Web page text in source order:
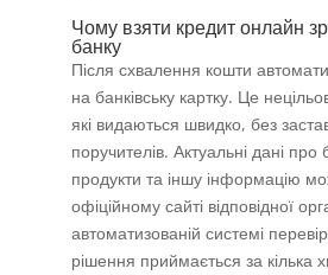
Чому взяти кредит онлайн
банку
Після схвалення кошти
на банківську картку. Це
які видаються швидко, без
поручителів. Актуальні дані про
продукти та іншу інформацію
офіційному сайті відповідної
автоматизованій системі
рішення приймається за кілька